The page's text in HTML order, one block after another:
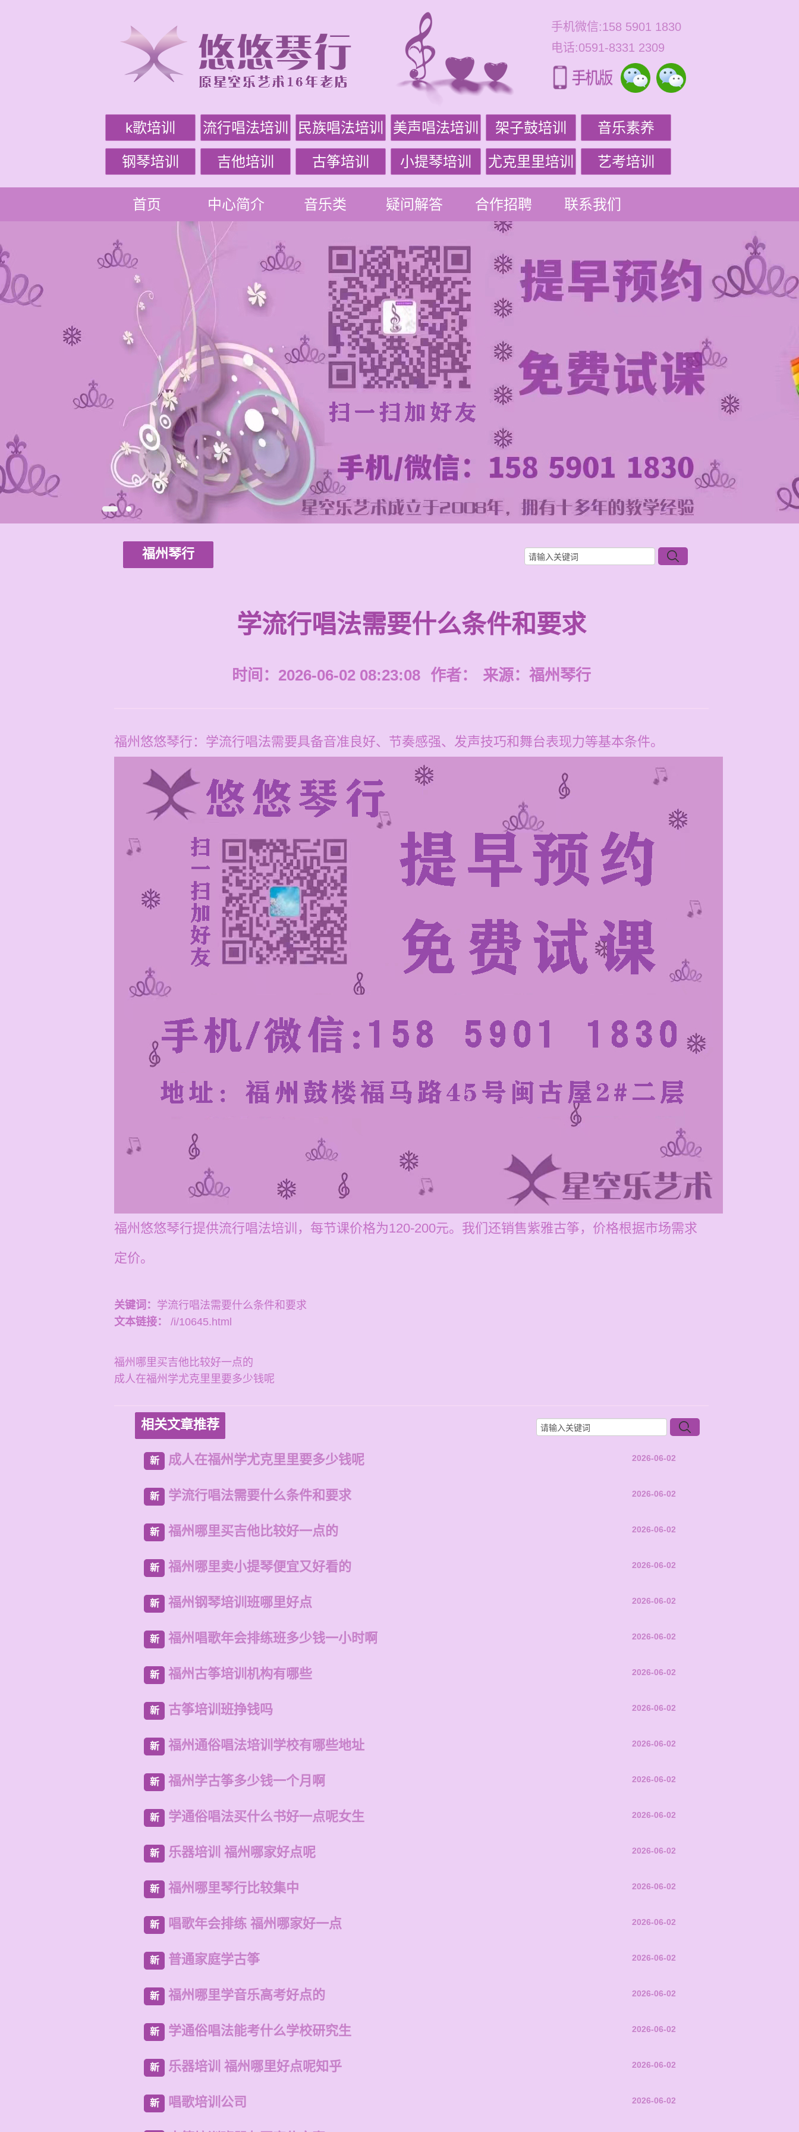
手机微信:158 5901 1830
电话:0591-8331 2309
k歌培训 流行唱法培训 民族唱法培训 美声唱法培训 架子鼓培训 音乐素养
钢琴培训 吉他培训 古筝培训 小提琴培训 尤克里里培训 艺考培训
首页 中心简介 音乐类 疑问解答 合作招聘 联系我们
福州琴行
学流行唱法需要什么条件和要求
时间：2026-06-02 08:23:08 作者： 来源： 福州琴行
福州悠悠琴行：学流行唱法需要具备音准良好、节奏感强、发声技巧和舞台表现力等基本条件。
福州悠悠琴行提供流行唱法培训，每节课价格为120-200元。我们还销售紫雅古筝，价格根据市场需求
定价。
关键词： 学流行唱法需要什么条件和要求
文本链接：
/i/10645.html
福州哪里买吉他比较好一点的
成人在福州学尤克里里要多少钱呢
相关文章推荐
新 成人在福州学尤克里里要多少钱呢 2026-06-02
新 学流行唱法需要什么条件和要求 2026-06-02
新 福州哪里买吉他比较好一点的 2026-06-02
新 福州哪里卖小提琴便宜又好看的 2026-06-02
新 福州钢琴培训班哪里好点 2026-06-02
新 福州唱歌年会排练班多少钱一小时啊 2026-06-02
新 福州古筝培训机构有哪些 2026-06-02
新 古筝培训班挣钱吗 2026-06-02
新 福州通俗唱法培训学校有哪些地址 2026-06-02
新 福州学古筝多少钱一个月啊 2026-06-02
新 学通俗唱法买什么书好一点呢女生 2026-06-02
新 乐器培训 福州哪家好点呢 2026-06-02
新 福州哪里琴行比较集中 2026-06-02
新 唱歌年会排练 福州哪家好一点 2026-06-02
新 普通家庭学古筝 2026-06-02
新 福州哪里学音乐高考好点的 2026-06-02
新 学通俗唱法能考什么学校研究生 2026-06-02
新 乐器培训 福州哪里好点呢知乎 2026-06-02
新 唱歌培训公司 2026-06-02